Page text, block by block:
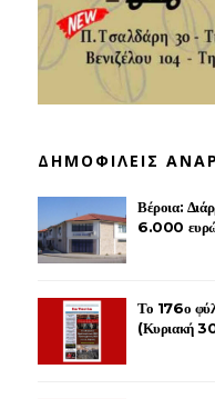
ΔΗΜΟΦΙΛΕΙΣ
Βέροια:
6.000 ευρώ
Το 176ο
(Κυριακή